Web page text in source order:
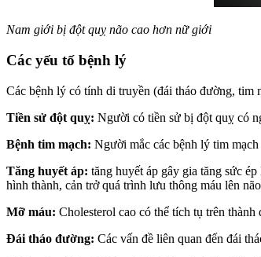
Nam giới bị đột quỵ não cao hơn nữ giới
Các yếu tố bệnh lý
Các bệnh lý có tính di truyền (đái tháo đường, tim
Tiền sử đột quỵ: Người có tiền sử bị đột quỵ có
Bệnh tim mạch: Người mắc các bệnh lý tim
Tăng huyết áp: tăng huyết áp gây gia tăng sức
hình thành, cản trở quá trình lưu thông máu lên
Mỡ máu: Cholesterol cao có thể tích tụ trên thành
Đái tháo đường: Các vấn đề liên quan đến đái